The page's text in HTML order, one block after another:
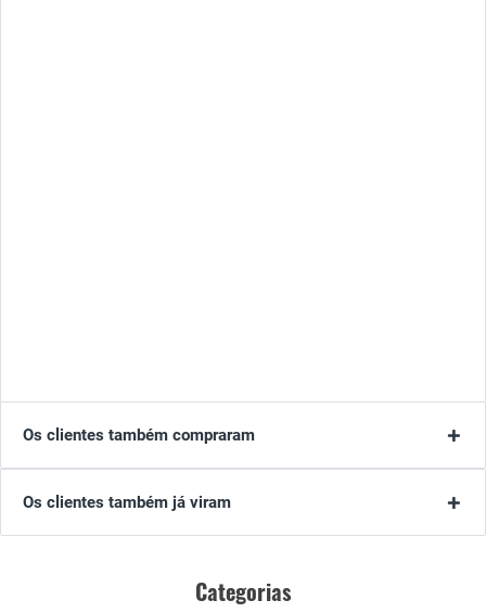
Os clientes também compraram
Os clientes também já viram
Categorias